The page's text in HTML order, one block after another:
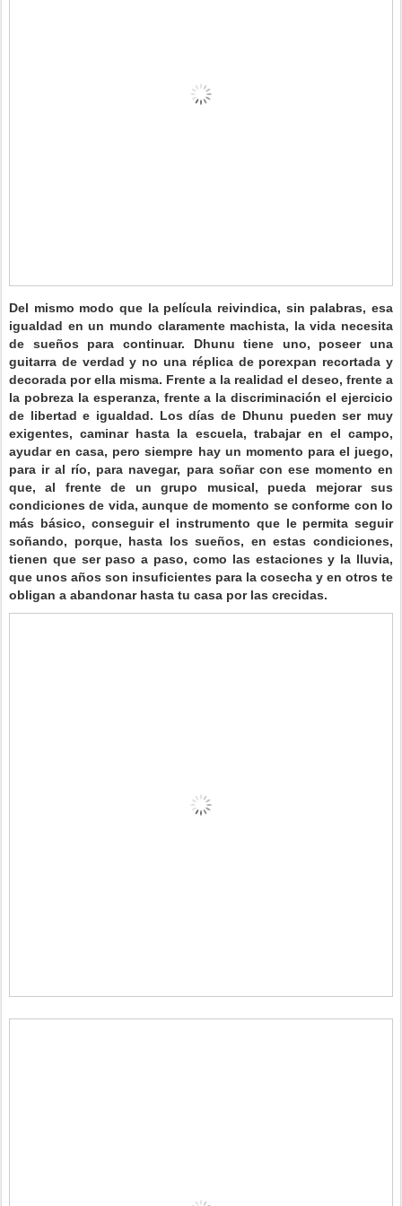
Del mismo modo que la película reivindica, sin palabras, esa
igualdad en un mundo claramente machista, la vida necesita
de sueños para continuar. Dhunu tiene uno, poseer una
guitarra de verdad y no una réplica de porexpan recortada y
decorada por ella misma. Frente a la realidad el deseo, frente a
la pobreza la esperanza, frente a la discriminación el ejercicio
de libertad e igualdad. Los días de Dhunu pueden ser muy
exigentes, caminar hasta la escuela, trabajar en el campo,
ayudar en casa, pero siempre hay un momento para el juego,
para ir al río, para navegar, para soñar con ese momento en
que, al frente de un grupo musical, pueda mejorar sus
condiciones de vida, aunque de momento se conforme con lo
más básico, conseguir el instrumento que le permita seguir
soñando, porque, hasta los sueños, en estas condiciones,
tienen que ser paso a paso, como las estaciones y la lluvia,
que unos años son insuficientes para la cosecha y en otros te
obligan a abandonar hasta tu casa por las crecidas.